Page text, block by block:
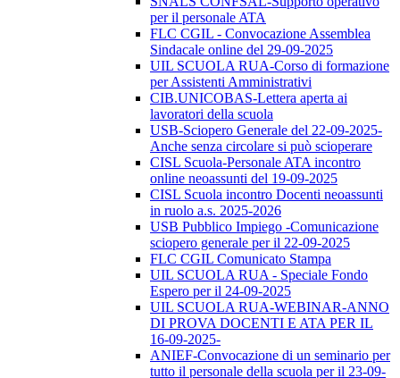
per il personale ATA
FLC CGIL - Convocazione Assemblea
Sindacale online del 29-09-2025
UIL SCUOLA RUA-Corso di formazione
per Assistenti Amministrativi
CIB.UNICOBAS-Lettera aperta ai
lavoratori della scuola
USB-Sciopero Generale del 22-09-2025-
Anche senza circolare si può scioperare
CISL Scuola-Personale ATA incontro
online neoassunti del 19-09-2025
CISL Scuola incontro Docenti neoassunti
in ruolo a.s. 2025-2026
USB Pubblico Impiego -Comunicazione
sciopero generale per il 22-09-2025
FLC CGIL Comunicato Stampa
UIL SCUOLA RUA - Speciale Fondo
Espero per il 24-09-2025
UIL SCUOLA RUA-WEBINAR-ANNO
DI PROVA DOCENTI E ATA PER IL
16-09-2025-
ANIEF-Convocazione di un seminario per
tutto il personale della scuola per il 23-09-